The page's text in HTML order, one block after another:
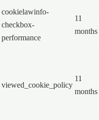
cookielawinfo-
checkbox-
performance
11
months
viewed_cookie_policy
11
months